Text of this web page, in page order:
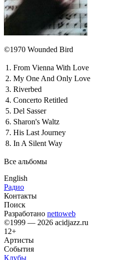
©1970 Wounded Bird
1. From Vienna With Love
2. My One And Only Love
3. Riverbed
4. Concerto Retitled
5. Del Sasser
6. Sharon's Waltz
7. His Last Journey
8. In A Silent Way
Все альбомы
English
Радио
Контакты
Поиск
Разработано nettoweb
©1999 — 2026 acidjazz.ru
12+
Артисты
События
Клубы